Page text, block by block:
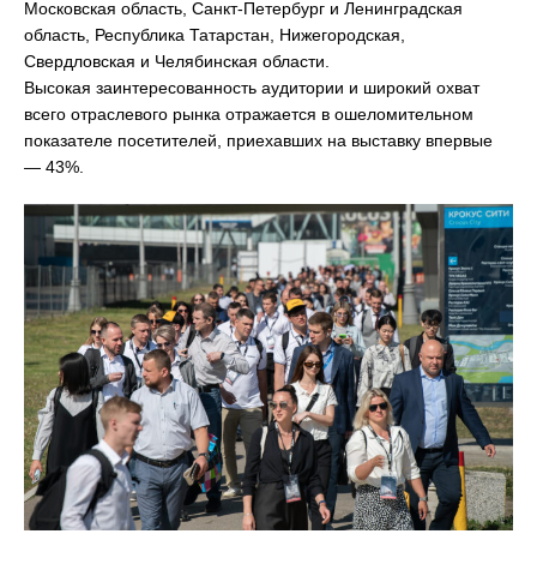
Московская область, Санкт-Петербург и Ленинградская
область, Республика Татарстан, Нижегородская,
Свердловская и Челябинская области.
Высокая заинтересованность аудитории и широкий охват
всего отраслевого рынка отражается в ошеломительном
показателе посетителей, приехавших на выставку впервые
— 43%.